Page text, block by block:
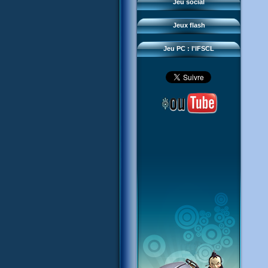
Jeu social
Jeux flash
Sector 2 Escape
Jeu PC : l'IFSCL
Téléchargements
Réseau IFSCL